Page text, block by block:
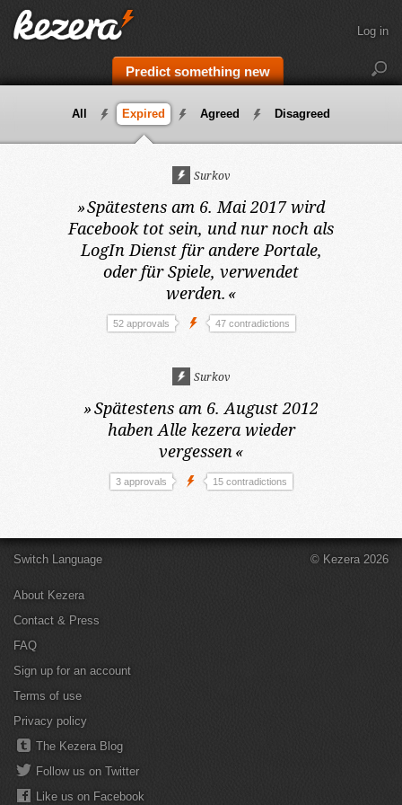
Predict something new
Log in
All Expired Agreed Disagreed
Surkov
»Spätestens am 6. Mai 2017 wird
Facebook tot sein, und nur noch als
LogIn Dienst für andere Portale,
oder für Spiele, verwendet
werden. «
52 approvals 47 contradictions
Surkov
»Spätestens am 6. August 2012
haben Alle kezera wieder
vergessen«
3 approvals 15 contradictions
Switch Language
About Kezera
Contact & Press
FAQ
Sign up for an account
Terms of use
Privacy policy
The Kezera Blog
Follow us on Twitter
Like us on Facebook
© Kezera 2026